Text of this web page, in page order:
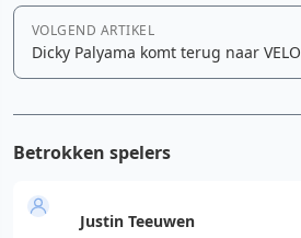
VOLGEND ARTIKEL
Dicky Palyama komt terug naar VELO
Betrokken spelers
Justin Teeuwen